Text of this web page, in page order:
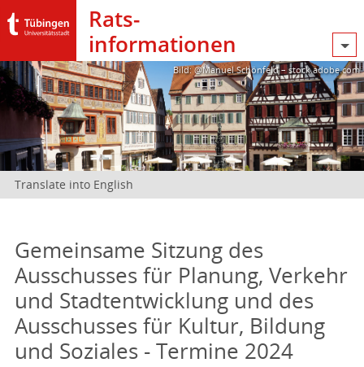
Rats­
informationen
Bild: @Manuel Schönfeld – stock.adobe.com
Translate into English
Gemeinsame Sitzung des
Ausschusses für Planung, Verkehr
und Stadtentwicklung und des
Ausschusses für Kultur, Bildung
und Soziales - Termine 2024